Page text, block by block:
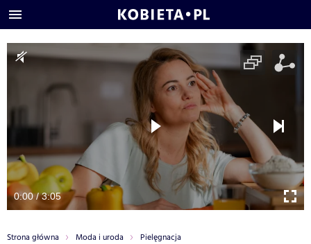
0:00 / 3:05
Strona główna Moda i uroda Pielęgnacja